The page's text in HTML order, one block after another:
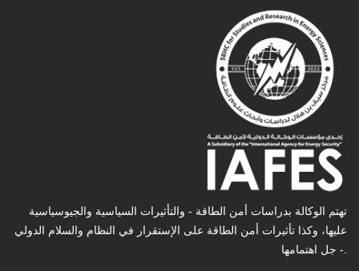
تهتم الوكالة بدراسات أمن الطاقة - والتأثیرات السیاسیة والجیوسیاسیة
عليها، وكذا تأثیرات أمن الطاقة على الإستقرار في النظام والسلام الدولي
- جل اهتمامها.